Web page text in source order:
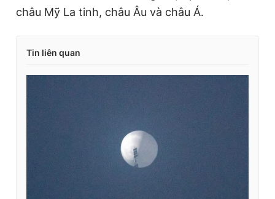
T n
châu Mỹ La tinh, châu Âu và châu Á.
Tin liên quan